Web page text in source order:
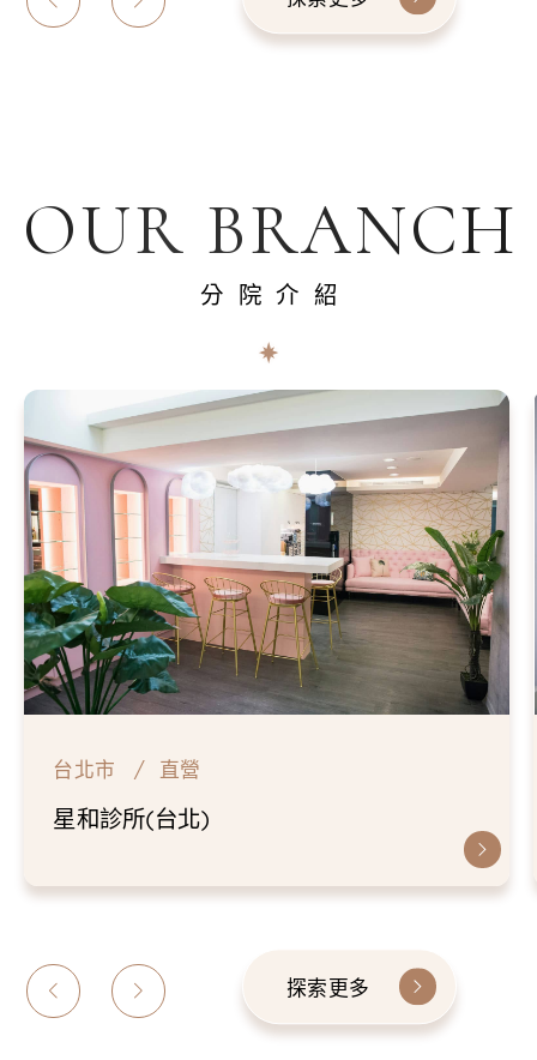
OUR BRANCH
分院介紹
台北市 直營
星和診所(台北)
探索更多